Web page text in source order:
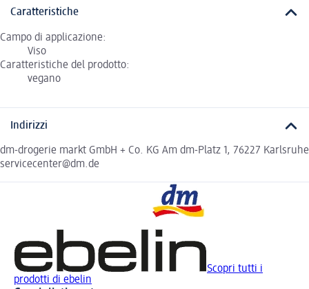
Caratteristiche
Campo di applicazione:
Viso
Caratteristiche del prodotto:
vegano
Indirizzi
dm-drogerie markt GmbH + Co. KG Am dm-Platz 1, 76227 Karlsruhe
servicecenter@dm.de
Scopri tutti i
prodotti di ebelin